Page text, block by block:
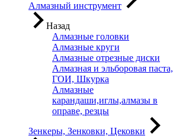
Алмазный инструмент
Назад
Алмазные головки
Алмазные круги
Алмазные отрезные диски
Алмазная и эльборовая паста,
ГОИ, Шкурка
Алмазные
карандаши,иглы,алмазы в
оправе, резцы
Зенкеры, Зенковки, Цековки